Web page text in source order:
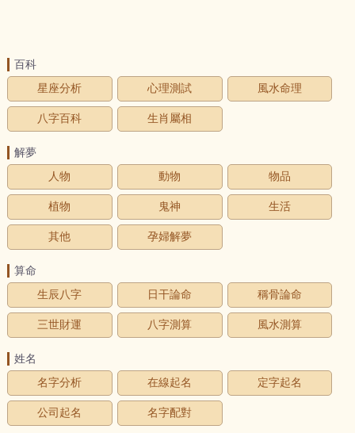
百科
星座分析
心理測試 風水命理
八字百科 生肖屬相
解夢
人物
動物 物品
植物 鬼神 生活
其他 孕婦解夢
算命
生辰八字
日干論命 稱骨論命
三世財運 八字測算 風水測算
姓名
名字分析
在線起名 定字起名
公司起名 名字配對